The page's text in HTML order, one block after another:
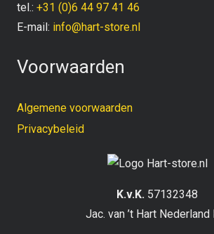
tel.: +31 (0)6 44 97 41 46
E-mail: info@hart-store.nl
Voorwaarden
Algemene voorwaarden
Privacybeleid
K.v.K. 57132348
Jac. van ’t Hart Nederland